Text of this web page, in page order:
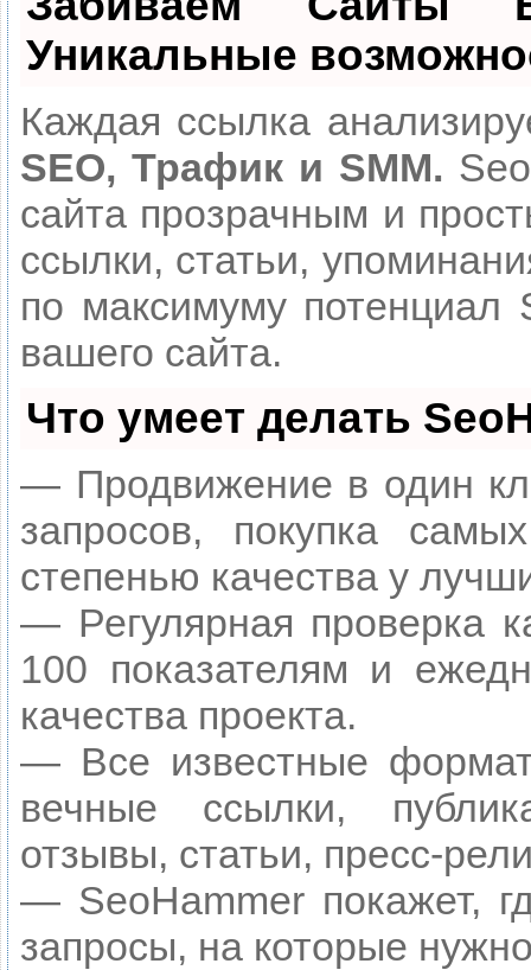
Уникальные
Каждая ссылка
SEO, Трафик и SMM.
сайта прозрачным и
ссылки, статьи,
по максимуму потенциал
вашего сайта.
Что умеет делать
— Продвижение в один
запросов, покупка
степенью качества у
— Регулярная проверка
100 показателям и
качества проекта.
— Все известные
вечные ссылки,
отзывы, статьи, пресс-
— SeoHammer покажет,
запросы, на которые